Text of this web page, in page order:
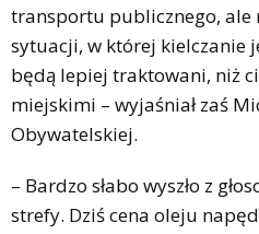
transportu publicznego, ale
sytuacji, w której kielczanie
będą lepiej traktowani, niż
miejskimi – wyjaśniał zaś
Obywatelskiej.
– Bardzo słabo wyszło z
strefy. Dziś cena oleju